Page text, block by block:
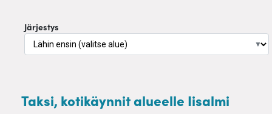
Järjestys
▼
Taksi, kotikäynnit alueelle Iisalmi